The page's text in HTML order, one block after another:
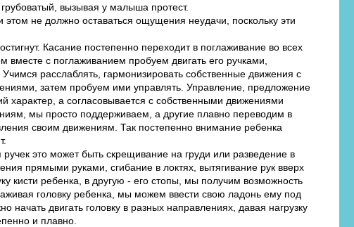
вызывая у малыша протест.
не должно оставаться ощущения неудачи, поскольку эти
Касание постепенно переходит в поглаживание во всех
с поглаживанием пробуем двигать его ручками,
расслаблять, гармонизировать собственные движения с
затем пробуем ими управлять. Управление, предложение
характер, а согласовывается с собственными движениями
мы просто поддерживаем, а другие плавно переводим в
своим движениям. Так постепенно внимание ребенка
это может быть скрещивание на груди или разведение в
прямыми руками, сгибание в локтях, вытягивание рук вверх
кисти ребенка, в другую - его стопы, мы получим возможность
головку ребенка, мы можем ввести свою ладонь ему под
начать двигать головку в разных направлениях, давая нагрузку
и плавно.